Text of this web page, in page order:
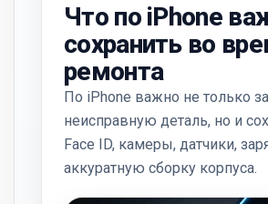
Что по iPhone
сохранить во
ремонта
По iPhone важно не только
неисправную деталь, но и
Face ID, камеры, датчики,
аккуратную сборку корпуса.